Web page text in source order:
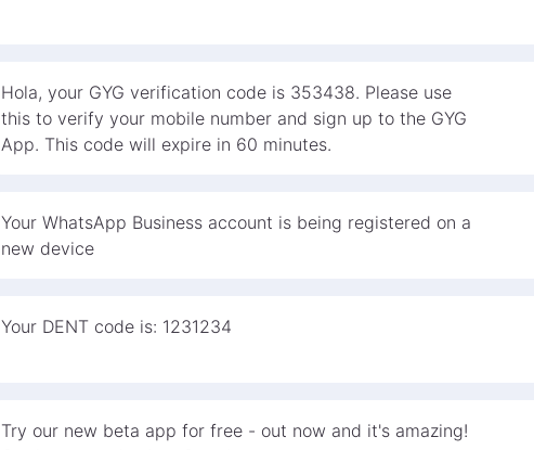
Hola, your GYG verification code is 353438. Please use
this to verify your mobile number and sign up to the GYG
App. This code will expire in 60 minutes.
Your WhatsApp Business account is being registered on a
new device
Your DENT code is: 1231234
Try our new beta app for free - out now and it's amazing!